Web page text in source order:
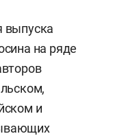
выпуска
на ряде
и